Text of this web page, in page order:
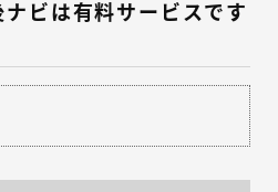
ビは有料サービスです